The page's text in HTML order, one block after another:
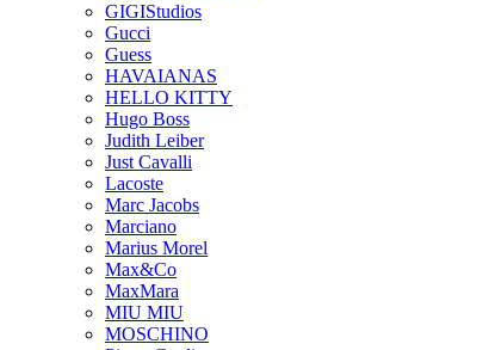
GIGIStudios
Gucci
Guess
HAVAIANAS
HELLO KITTY
Hugo Boss
Judith Leiber
Just Cavalli
Lacoste
Marc Jacobs
Marciano
Marius Morel
Max&Co
MaxMara
MIU MIU
MOSCHINO